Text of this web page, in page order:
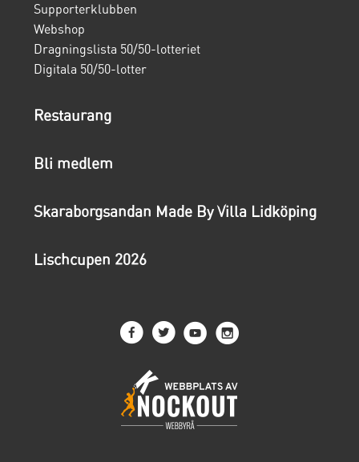
Supporterklubben
Webshop
Dragningslista 50/50-lotteriet
Digitala 50/50-lotter
Restaurang
Bli medlem
Skaraborgsandan Made By Villa Lidköping
Lischcupen 2026